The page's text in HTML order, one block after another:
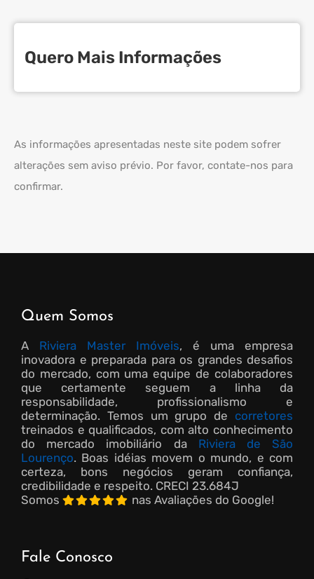
Quero Mais Informações
As informações apresentadas neste site podem sofrer
alterações sem aviso prévio. Por favor, contate-nos para
confirmar.
Quem Somos
A Riviera Master Imóveis, é uma empresa
inovadora e preparada para os grandes desafios
do mercado, com uma equipe de colaboradores
que certamente seguem a linha da
responsabilidade, profissionalismo e
determinação. Temos um grupo de corretores
treinados e qualificados, com alto conhecimento
do mercado imobiliário da Riviera de São
Lourenço. Boas idéias movem o mundo, e com
certeza, bons negócios geram confiança,
credibilidade e respeito. CRECI 23.684J
Somos
nas Avaliações do Google!
Fale Conosco